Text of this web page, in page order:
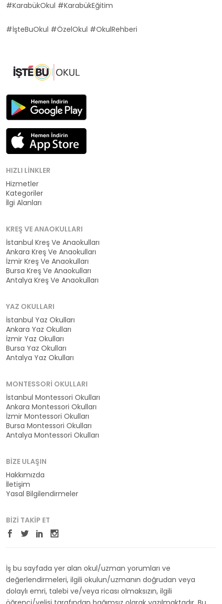
#KarabükOkul #KarabükEğitim
#İşteBuOkul #ÖzelOkul #OkulRehberi
HIZLI LINKLER
Hizmetler
Kategoriler
İlgi Alanları
KREŞ VE ANAOKULLARI
İstanbul Kreş Ve Anaokulları
Ankara Kreş Ve Anaokulları
İzmir Kreş Ve Anaokulları
Bursa Kreş Ve Anaokulları
Antalya Kreş Ve Anaokulları
YAZ OKULLARI
İstanbul Yaz Okulları
Ankara Yaz Okulları
İzmir Yaz Okulları
Bursa Yaz Okulları
Antalya Yaz Okulları
MONTESSORI OKULLARI
İstanbul Montessori Okulları
Ankara Montessori Okulları
İzmir Montessori Okulları
Bursa Montessori Okulları
Antalya Montessori Okulları
BIZE ULAŞIN
Hakkımızda
İletişim
Yasal Bilgilendirmeler
BIZI TAKIP ET
İş bu sayfada yer alan okul/uzman yorumları ve
değerlendirmeleri, ilgili okulun/uzmanın doğrudan veya
dolaylı emri, talebi ve/veya ricası olmaksızın, ilgili